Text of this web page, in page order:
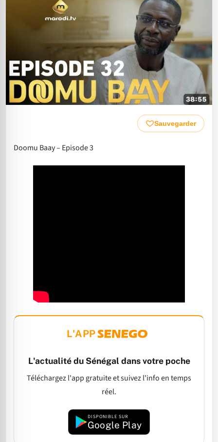
Sauvegarder
Doomu Baay – Episode 3
L'APP
L'actualité du Sénégal dans votre poche
Téléchargez l'app gratuite et suivez l'info en temps
réel.
DISPONIBLE SUR
Google Play